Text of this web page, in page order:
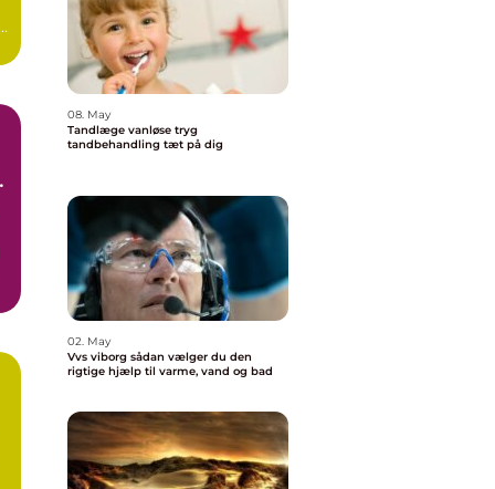
08. May
Tandlæge vanløse tryg
tandbehandling tæt på dig
02. May
Vvs viborg sådan vælger du den
rigtige hjælp til varme, vand og bad